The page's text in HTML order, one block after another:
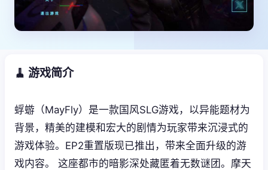
🧹 游戏简介
蜉蝣（MayFly）是一款国风SLG游戏，以异能题材为
背景，精美的建模和宏大的剧情为玩家带来沉浸式的
游戏体验。EP2重置版现已推出，带来全面升级的游
戏内容。 这座都市的暗影深处藏匿着无数谜团。摩天